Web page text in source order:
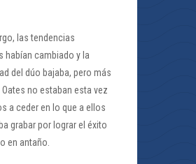
las tendencias
habían cambiado y la
del dúo bajaba, pero más
Oates no estaban esta vez
a ceder en lo que a ellos
grabar por lograr el éxito
en antaño.